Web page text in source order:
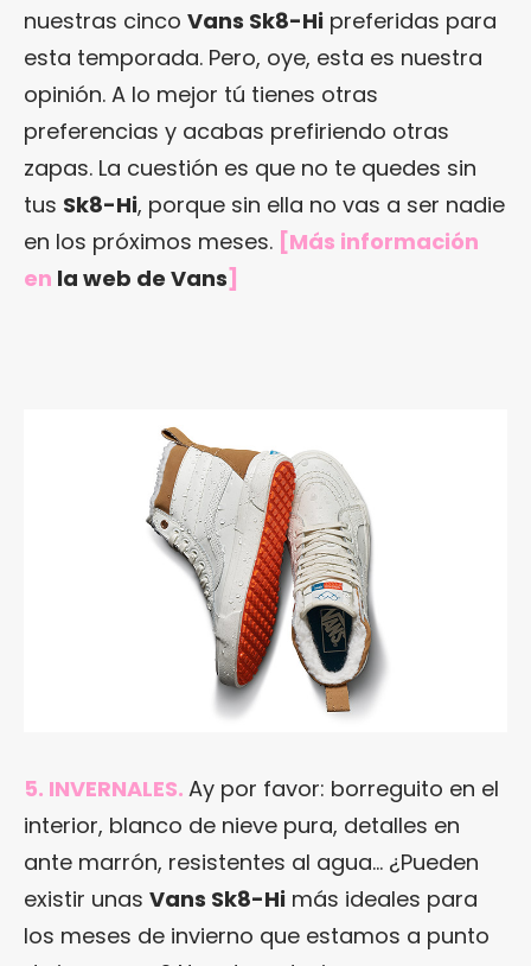
nuestras cinco Vans Sk8-Hi preferidas para
esta temporada. Pero, oye, esta es nuestra
opinión. A lo mejor tú tienes otras
preferencias y acabas prefiriendo otras
zapas. La cuestión es que no te quedes sin
tus Sk8-Hi, porque sin ella no vas a ser nadie
en los próximos meses. [Más información
en la web de Vans]
5. INVERNALES. Ay por favor: borreguito en el
interior, blanco de nieve pura, detalles en
ante marrón, resistentes al agua… ¿Pueden
existir unas Vans Sk8-Hi más ideales para
los meses de invierno que estamos a punto